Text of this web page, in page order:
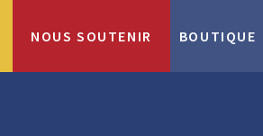
NOUS SOUTENIR BOUTIQUE